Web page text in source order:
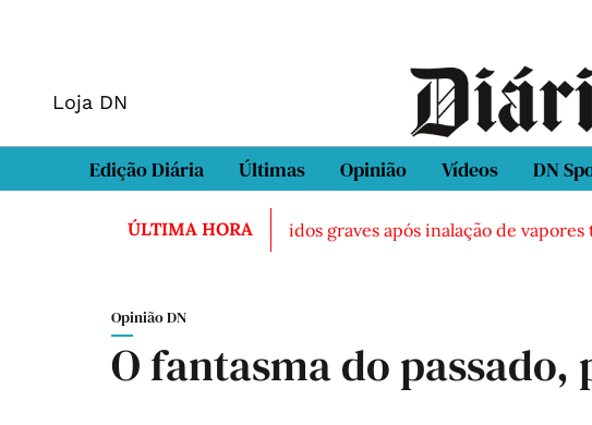
Loja DN
Edição Diária Últimas Opinião Vídeos DN
ÚLTIMA HORA
morto em Sintra Três feridos graves após inalação de vapores
Opinião DN
O fantasma do